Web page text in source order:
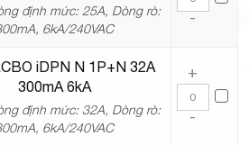
định mức: 25A, Dòng rò:
6kA/240VAC
-
iDPN N 1P+N 32A
300mA 6kA
định mức: 32A, Dòng rò:
6kA/240VAC
+
-